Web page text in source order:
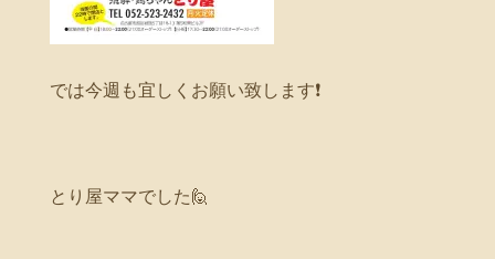
では今週も宜しくお願い致します❗
とり屋ママでした🙋